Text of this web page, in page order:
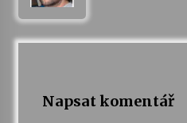
Napsat komentář